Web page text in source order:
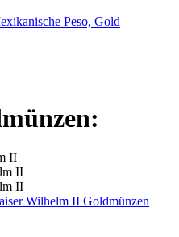
Peso, Gold
II
II
II
Wilhelm II Goldmünzen